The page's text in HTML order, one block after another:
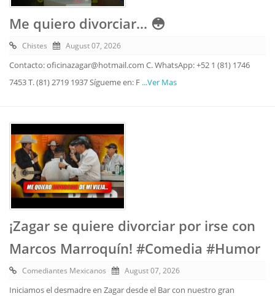
Me quiero divorciar... 😳
Chistes August 07, 2026
Contacto: oficinazagar@hotmail.com C. WhatsApp: +52 1 (81) 1746
7453 T. (81) 2719 1937 Sígueme en: F ...Ver Mas
¡Zagar se quiere divorciar por irse con
Marcos Marroquín! #Comedia #Humor
Comediantes Mexicanos August 07, 2026
Iniciamos el desmadre en Zagar desde el Bar con nuestro gran